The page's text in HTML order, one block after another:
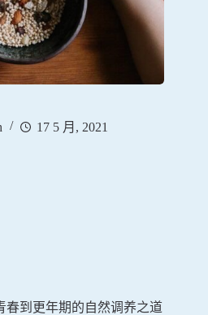
17 5 月, 2021
春到更年期的自然调养之道